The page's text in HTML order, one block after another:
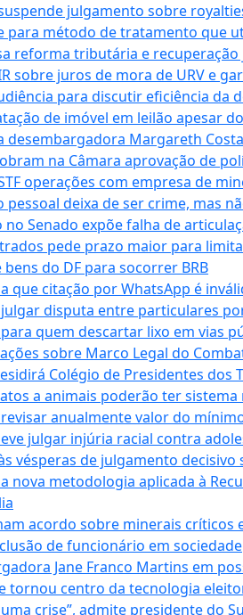
julgamento sobre
para método de tratamento que
reforma tributária e
sobre juros de mora de URV e
para discutir eficiência da
de imóvel em leilão apesar
desembargadora Margareth
na Câmara aprovação de
operações com empresa de
pessoal deixa de ser crime, mas
Senado expõe falha de
pede prazo maior para
do DF para socorrer BRB
que citação por WhatsApp é
julgar disputa entre particulares
quem descartar lixo em vias
sobre Marco Legal do
Colégio de Presidentes dos
a animais poderão ter sistema
anualmente valor do
julgar injúria racial contra
vésperas de julgamento decisivo
nova metodologia aplicada à
acordo sobre minerais críticos
de funcionário em sociedade
Jane Franco Martins em
tornou centro da tecnologia
crise”, admite presidente do